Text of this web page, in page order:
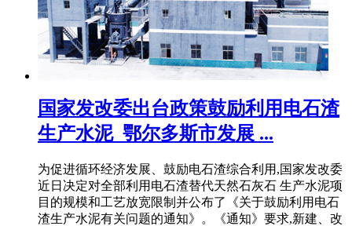
国家发改委出台政策鼓励利用电石渣
生产水泥_鄂尔多斯市发展 ...
为促进循环经济发展、鼓励电石渣综合利用,国家发改委
近日决定对全部利用电石渣替代天然石灰石 生产水泥项
目的规模和工艺放宽限制并公布了《关于鼓励利用电石
渣生产水泥有关问题的通知》。《通知》要求,新建、改